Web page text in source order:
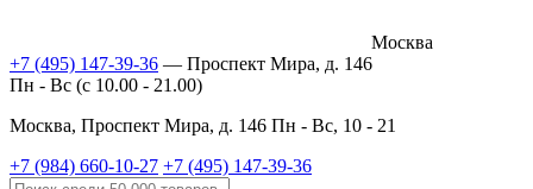
Москва
+7 (495) 147-39-36 — Проспект Мира, д. 146
Пн - Вс (c 10.00 - 21.00)
Москва, Проспект Мира, д. 146 Пн - Вс, 10 - 21
+7 (984) 660-10-27 +7 (495) 147-39-36